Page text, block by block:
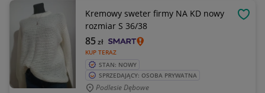
Kremowy sweter firmy NA KD nowy
rozmiar S 36/38
KUP TERAZ
85zł
STAN: NOWY
SPRZEDAJĄCY: OSOBA PRYWATNA
Podlesie Dębowe